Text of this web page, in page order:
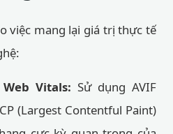
việc mang lại giá trị thực tế
Vitals: Sử dụng AVIF
(Largest Contentful Paint)